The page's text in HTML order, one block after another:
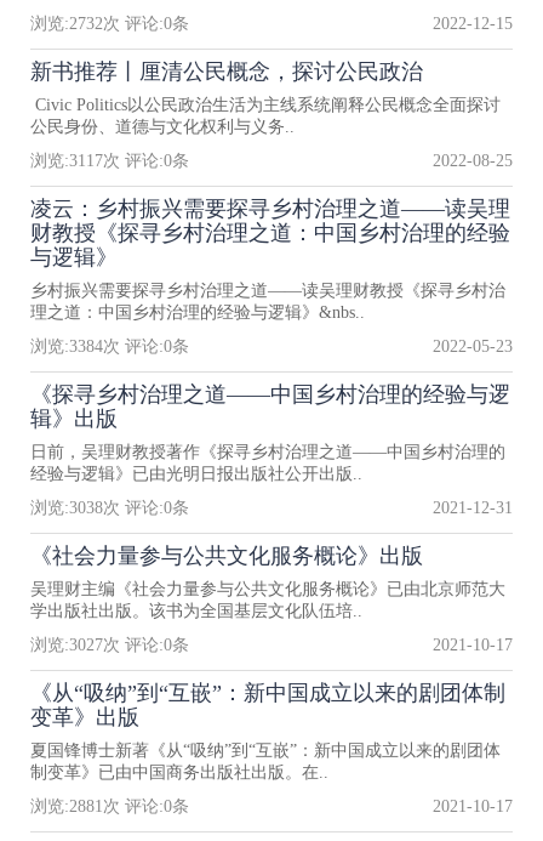
浏览:2732次 评论:0条 2022-12-15
新书推荐丨厘清公民概念，探讨公民政治
Civic Politics以公民政治生活为主线系统阐释公民概念全面探讨
公民身份、道德与文化权利与义务..
浏览:3117次 评论:0条 2022-08-25
凌云：乡村振兴需要探寻乡村治理之道——读吴理
财教授《探寻乡村治理之道：中国乡村治理的经验
与逻辑》
乡村振兴需要探寻乡村治理之道——读吴理财教授《探寻乡村治
理之道：中国乡村治理的经验与逻辑》&nbs..
浏览:3384次 评论:0条 2022-05-23
《探寻乡村治理之道——中国乡村治理的经验与逻
辑》出版
日前，吴理财教授著作《探寻乡村治理之道——中国乡村治理的
经验与逻辑》已由光明日报出版社公开出版..
浏览:3038次 评论:0条 2021-12-31
《社会力量参与公共文化服务概论》出版
吴理财主编《社会力量参与公共文化服务概论》已由北京师范大
学出版社出版。该书为全国基层文化队伍培..
浏览:3027次 评论:0条 2021-10-17
《从“吸纳”到“互嵌”：新中国成立以来的剧团体制
变革》出版
夏国锋博士新著《从“吸纳”到“互嵌”：新中国成立以来的剧团体
制变革》已由中国商务出版社出版。在..
浏览:2881次 评论:0条 2021-10-17